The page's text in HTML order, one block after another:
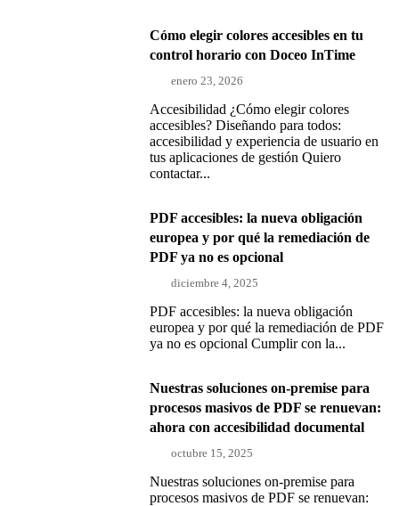
Cómo elegir colores accesibles en tu
control horario con Doceo InTime
enero 23, 2026
Accesibilidad ¿Cómo elegir colores
accesibles? Diseñando para todos:
accesibilidad y experiencia de usuario en
tus aplicaciones de gestión Quiero
contactar...
PDF accesibles: la nueva obligación
europea y por qué la remediación de
PDF ya no es opcional
diciembre 4, 2025
PDF accesibles: la nueva obligación
europea y por qué la remediación de PDF
ya no es opcional Cumplir con la...
Nuestras soluciones on-premise para
procesos masivos de PDF se renuevan:
ahora con accesibilidad documental
octubre 15, 2025
Nuestras soluciones on-premise para
procesos masivos de PDF se renuevan: